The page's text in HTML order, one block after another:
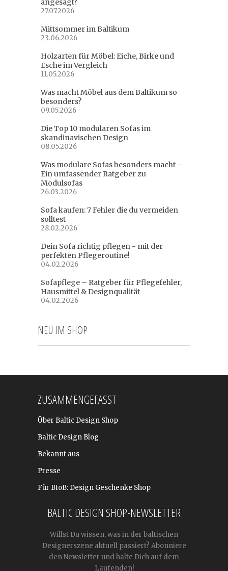
angesagt?
27.07.2026
Mittsommer im Baltikum
23.06.2026
Holzarten für Möbel: Eiche, Birke und
Esche im Vergleich
11.05.2026
Was macht Möbel aus dem Baltikum so
besonders?
09.05.2026
Die Top 10 modularen Sofas im
skandinavischen Design
08.05.2026
Was modulare Sofas besonders macht -
Ein umfassender Ratgeber zu
Modulsofas
26.03.2026
Sofa kaufen: 7 Fehler die du vermeiden
solltest
28.02.2026
Dein Sofa richtig pflegen - mit der
perfekten Pflegeroutine!
04.02.2026
Sofapflege – Ratgeber für Pflegefehler,
Hausmittel & Designqualität
04.02.2026
NEU IM SHOP
ZUSAMMENGEFASST
Über Baltic Design Shop
Baltic Design Blog
Bekannt aus
Presse
Für BtoB: Design Geschenke Shop
BALTIC DESIGN SHOP-NEWSLETTER
Willst Du wissen, was in der baltischen
Designerszene aktuell passiert? Abonniere
den Newsletter und halte Dich auf dem
Laufenden!